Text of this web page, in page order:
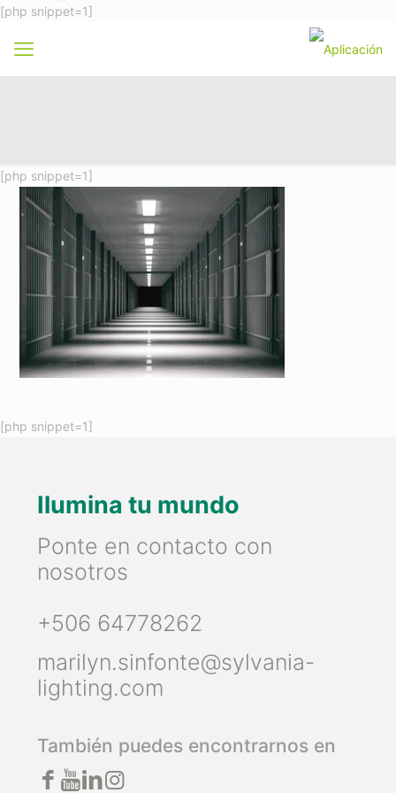
[php snippet=1]
[php snippet=1]
[php snippet=1]
Ilumina tu mundo
Ponte en contacto con
nosotros
+506 64778262
marilyn.sinfonte@sylvania-
lighting.com
También puedes encontrarnos en